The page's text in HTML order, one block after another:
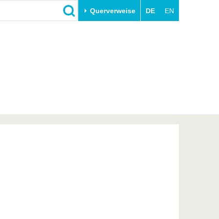
Querverweise DE EN
Gründen an der BTU